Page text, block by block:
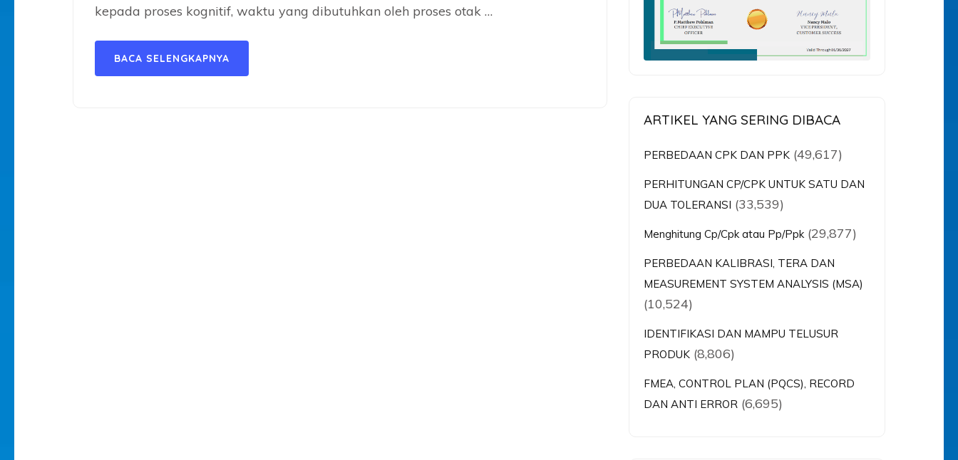
kepada proses kognitif, waktu yang dibutuhkan oleh proses otak …
BACA SELENGKAPNYA
ARTIKEL YANG SERING DIBACA
PERBEDAAN CPK DAN PPK (49,617)
PERHITUNGAN CP/CPK UNTUK SATU DAN
DUA TOLERANSI (33,539)
Menghitung Cp/Cpk atau Pp/Ppk (29,877)
PERBEDAAN KALIBRASI, TERA DAN
MEASUREMENT SYSTEM ANALYSIS (MSA)
(10,524)
IDENTIFIKASI DAN MAMPU TELUSUR
PRODUK (8,806)
FMEA, CONTROL PLAN (PQCS), RECORD
DAN ANTI ERROR (6,695)